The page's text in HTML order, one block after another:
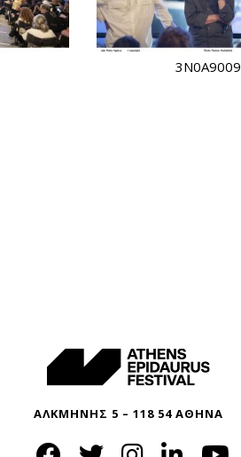
3N0A9009
ΑΛΚΜΗΝΗΣ 5 – 118 54 ΑΘΗΝΑ